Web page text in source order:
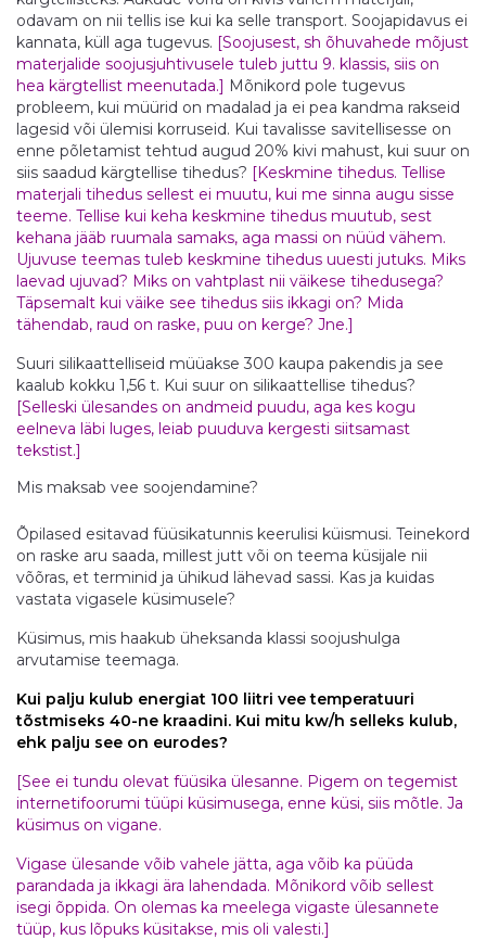
odavam on nii tellis ise kui ka selle transport. Soojapidavus ei
kannata, küll aga tugevus. [Soojusest, sh õhuvahede mõjust
materjalide soojusjuhtivusele tuleb juttu 9. klassis, siis on
hea kärgtellist meenutada.] Mõnikord pole tugevus
probleem, kui müürid on madalad ja ei pea kandma rakseid
lagesid või ülemisi korruseid. Kui tavalisse savitellisesse on
enne põletamist tehtud augud 20% kivi mahust, kui suur on
siis saadud kärgtellise tihedus? [Keskmine tihedus. Tellise
materjali tihedus sellest ei muutu, kui me sinna augu sisse
teeme. Tellise kui keha keskmine tihedus muutub, sest
kehana jääb ruumala samaks, aga massi on nüüd vähem.
Ujuvuse teemas tuleb keskmine tihedus uuesti jutuks. Miks
laevad ujuvad? Miks on vahtplast nii väikese tihedusega?
Täpsemalt kui väike see tihedus siis ikkagi on? Mida
tähendab, raud on raske, puu on kerge? Jne.]
Suuri silikaattelliseid müüakse 300 kaupa pakendis ja see
kaalub kokku 1,56 t. Kui suur on silikaattellise tihedus?
[Selleski ülesandes on andmeid puudu, aga kes kogu
eelneva läbi luges, leiab puuduva kergesti siitsamast
tekstist.]
Mis maksab vee soojendamine?
Õpilased esitavad füüsikatunnis keerulisi küismusi. Teinekord
on raske aru saada, millest jutt või on teema küsijale nii
võõras, et terminid ja ühikud lähevad sassi. Kas ja kuidas
vastata vigasele küsimusele?
Küsimus, mis haakub üheksanda klassi soojushulga
arvutamise teemaga.
Kui palju kulub energiat 100 liitri vee temperatuuri
tõstmiseks 40-ne kraadini. Kui mitu kw/h selleks kulub,
ehk palju see on eurodes?
[See ei tundu olevat füüsika ülesanne. Pigem on tegemist
internetifoorumi tüüpi küsimusega, enne küsi, siis mõtle. Ja
küsimus on vigane.
Vigase ülesande võib vahele jätta, aga võib ka püüda
parandada ja ikkagi ära lahendada. Mõnikord võib sellest
isegi õppida. On olemas ka meelega vigaste ülesannete
tüüp, kus lõpuks küsitakse, mis oli valesti.]